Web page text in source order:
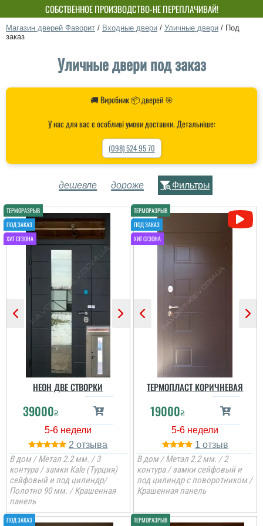
СОБСТВЕННОЕ ПРОИЗВОДСТВО-НЕ ПЕРЕПЛАЧИВАЙ!
Магазин дверей Фаворит / Входные двери / Уличные двери / Под
заказ
Уличные двери под заказ
🚚 Виробник 📦 дверей 🎯
У нас для вас є особливі умови доставки. Детальніше:
(098) 524 95 70
дешевле дороже Фильтры
НЕОН ДВЕ СТВОРКИ
39000₴
2
В дом / Метал 2.2 мм. / 3
контура / замки Kale (Турция)
сейфовый и под цилиндр/
Полотно 90 мм. / Крашенная
панель
ТЕРМОПЛАСТ КОРИЧНЕВАЯ
19000₴
1
В дом / Метал 2.2 мм. / 2
контура / замки сейфовый и
под цилиндр с поворотником /
Крашенная панель